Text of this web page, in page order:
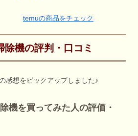
除機の評判・口コミ
感想をピックアップしました♪
機を買ってみた人の評価・